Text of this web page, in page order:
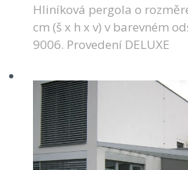
Hliníková pergola o
cm (š x h x v) v barevném
9006. Provedení DELUXE